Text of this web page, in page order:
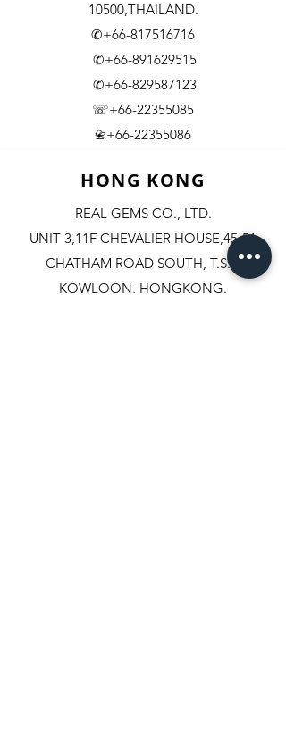
10500,THAILAND.
✆+66-817516716
✆+66-891629515
✆+66-829587123
☏+66-22355085
📇​+66-22355086
HONG KONG
REAL GEMS CO., LTD.
UNIT 3,11F CHEVALIER HOUSE,45-51
CHATHAM ROAD SOUTH, T.S.T.
KOWLOON, HONGKONG.